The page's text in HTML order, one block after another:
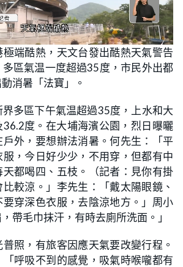
極端酷熱，天文台發出酷熱天氣警告
區氣温一度超過35度，市民外出都
消暑「法寶」。
多區下午氣温超過35度，上水和大
度。在大埔海濱公園，烈日曝曬
外，要想辦法消暑。何先生：「平
，今日好少少，不用穿，但都有中
都喝四、五枝。（記者：見你有掛
較涼。」李先生：「戴太陽眼鏡、
穿深色衣服，去陰涼地方。」周小
帶毛巾抹汗，有時去廁所洗面。」
照，有旅客因應天氣要改變行程。
呼吸不到的感覺，吸氣時喉嚨都有